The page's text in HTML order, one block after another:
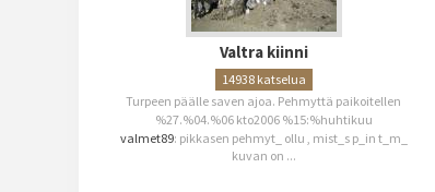
Valtra kiinni
14938 katselua
Turpeen päälle saven ajoa. Pehmyttä paikoitellen
%27.%04.%06 kto2006 %15:%huhtikuu
valmet89: pikkasen pehmyt_ ollu , mist_s p_in t_m_
kuvan on ...